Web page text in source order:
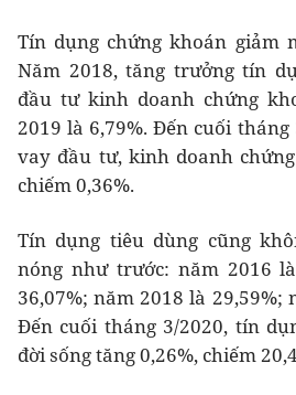
Tín dụng chứng khoán giảm
Năm 2018, tăng trưởng tín
đầu tư kinh doanh chứng
2019 là 6,79%. Đến cuối
vay đầu tư, kinh doanh
chiếm 0,36%.
Tín dụng tiêu dùng cũng
nóng như trước: năm 2016
36,07%; năm 2018 là 29,59%;
Đến cuối tháng 3/2020, tín
đời sống tăng 0,26%, chiếm